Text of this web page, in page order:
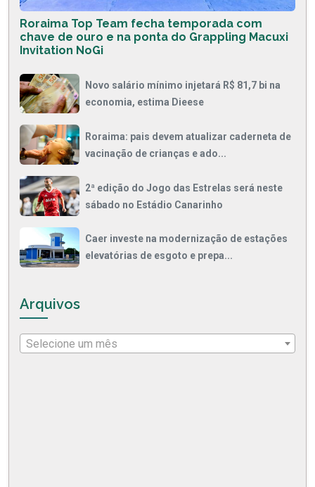
Roraima Top Team fecha temporada com
chave de ouro e na ponta do Grappling Macuxi
Invitation NoGi
Novo salário mínimo injetará R$ 81,7 bi na
economia, estima Dieese
Roraima: pais devem atualizar caderneta de
vacinação de crianças e ado...
2ª edição do Jogo das Estrelas será neste
sábado no Estádio Canarinho
Caer investe na modernização de estações
elevatórias de esgoto e prepa...
Arquivos
Selecione um mês